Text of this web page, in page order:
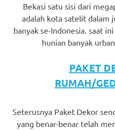
Bekasi satu sisi dari
adalah kota satelit dalam
banyak se-Indonesia. saat
hunian banyak
PAKET
RUMAH/
Seterusnya Paket Dekor
yang benar-benar telah